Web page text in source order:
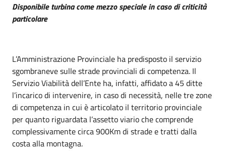
Disponibile turbina come mezzo speciale in caso di criticità
particolare
L’Amministrazione Provinciale ha predisposto il servizio
sgombraneve sulle strade provinciali di competenza. Il
Servizio Viabilità dell’Ente ha, infatti, affidato a 45 ditte
l’incarico di intervenire, in caso di necessità, nelle tre zone
di competenza in cui è articolato il territorio provinciale
per quanto riguardata l’assetto viario che comprende
complessivamente circa 900Km di strade e tratti dalla
costa alla montagna.